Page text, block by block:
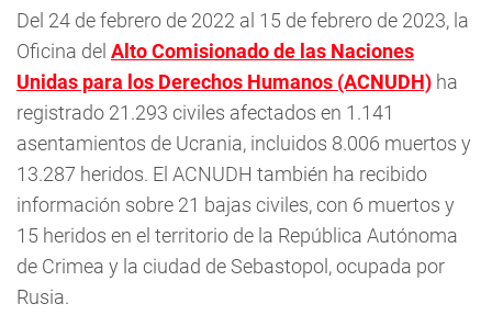
Del 24 de febrero de 2022 al 15 de febrero de 2023, la
Oficina del Alto Comisionado de las Naciones
Unidas para los Derechos Humanos (ACNUDH) ha
registrado 21.293 civiles afectados en 1.141
asentamientos de Ucrania, incluidos 8.006 muertos y
13.287 heridos. El ACNUDH también ha recibido
información sobre 21 bajas civiles, con 6 muertos y
15 heridos en el territorio de la República Autónoma
de Crimea y la ciudad de Sebastopol, ocupada por
Rusia.